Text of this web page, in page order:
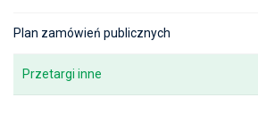
Plan zamówień publicznych
Przetargi inne